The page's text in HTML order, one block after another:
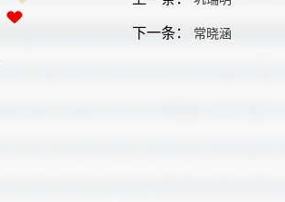
下一条： 常晓涵